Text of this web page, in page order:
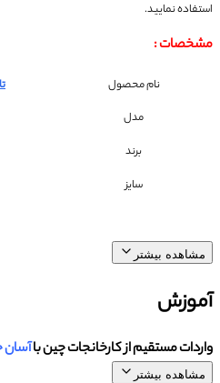
استفاده نمایید.
مشخصات :
نام محصول
مدل
برند
سایز
مشاهده بیشتر
آموزش
واردات مستقیم از کارخانجات چین با
مشاهده بیشتر